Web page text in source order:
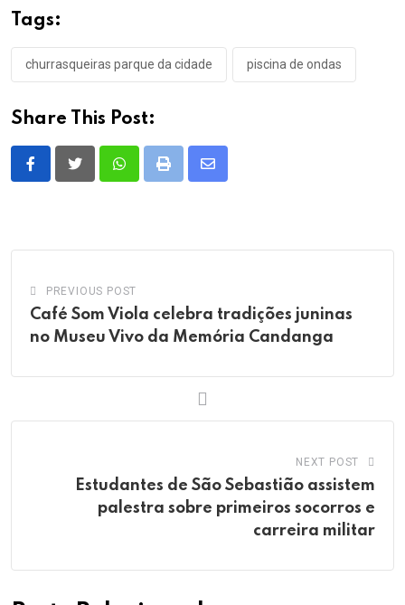
Tags:
churrasqueiras parque da cidade piscina de ondas
Share This Post:
WhatsappPrint
Share
PREVIOUS POST
Café Som Viola celebra tradições juninas
no Museu Vivo da Memória Candanga
NEXT POST
Estudantes de São Sebastião assistem
palestra sobre primeiros socorros e
carreira militar